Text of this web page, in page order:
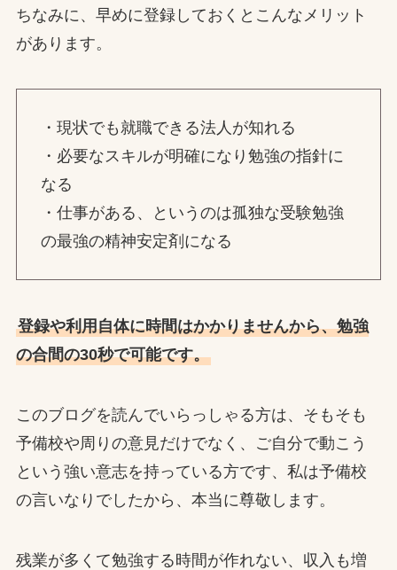
ちなみに、早めに登録しておくとこんなメリット
があります。
・現状でも就職できる法人が知れる
・必要なスキルが明確になり勉強の指針に
なる
・仕事がある、というのは孤独な受験勉強
の最強の精神安定剤になる
登録や利用自体に時間はかかりませんから、勉強
の合間の30秒で可能です。
このブログを読んでいらっしゃる方は、そもそも
予備校や周りの意見だけでなく、ご自分で動こう
という強い意志を持っている方です、私は予備校
の言いなりでしたから、本当に尊敬します。
残業が多くて勉強する時間が作れない、収入も増